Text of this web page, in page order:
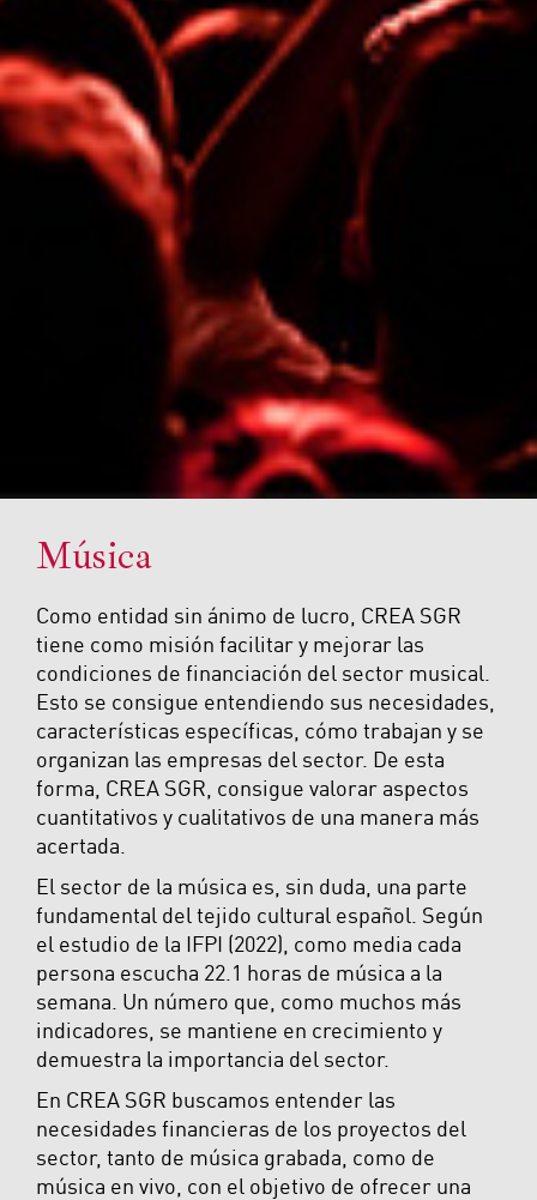
Música
Como entidad sin ánimo de lucro, CREA SGR
tiene como misión facilitar y mejorar las
condiciones de financiación del sector musical.
Esto se consigue entendiendo sus necesidades,
características específicas, cómo trabajan y se
organizan las empresas del sector. De esta
forma, CREA SGR, consigue valorar aspectos
cuantitativos y cualitativos de una manera más
acertada.
El sector de la música es, sin duda, una parte
fundamental del tejido cultural español. Según
el estudio de la IFPI (2022), como media cada
persona escucha 22.1 horas de música a la
semana. Un número que, como muchos más
indicadores, se mantiene en crecimiento y
demuestra la importancia del sector.
En CREA SGR buscamos entender las
necesidades financieras de los proyectos del
sector, tanto de música grabada, como de
música en vivo, con el objetivo de ofrecer una